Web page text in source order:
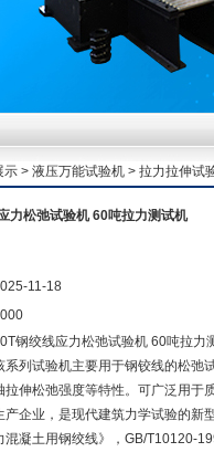
示 > 液压万能试验机 > 拉力拉伸试
力松弛试验机 60吨拉力测试机
11-18
钢绞线应力松弛试验机 60吨拉力
系列试验机主要用于钢铰线的松弛
拉伸松弛强度等特性。可广泛用于
产企业，是现代建筑力学试验的新
混凝土用钢绞线》，GB/T10120-